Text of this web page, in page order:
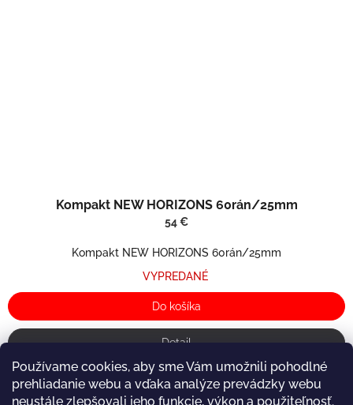
Používame cookies, aby sme Vám umožnili pohodlné
prehliadanie webu a vďaka analýze prevádzky webu
neustále zlepšovali jeho funkcie, výkon a použiteľnosť.
Kompakt NEW HORIZONS 60rán/25mm
54 €
Kompakt NEW HORIZONS 60rán/25mm
VYPREDANÉ
Do košíka
Detail
5položiek celkom